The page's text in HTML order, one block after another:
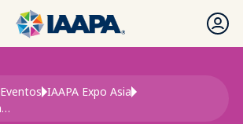
PRINCIPAL
IAAPA Expo Asia
Aplicación Connect+ Expo Para Expositores